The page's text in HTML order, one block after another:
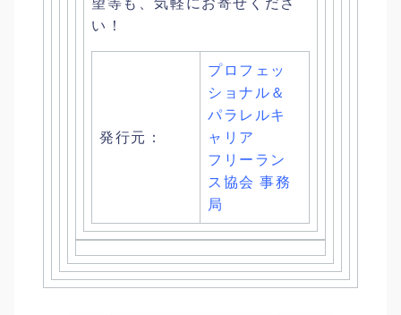
望等も、気軽にお寄せくださ
い！
発行元：
プロフェッ
ショナル＆
パラレルキ
ャリア
フリーラン
ス協会 事務
局